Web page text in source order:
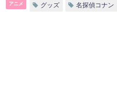
アニメ グッズ 名探偵コナン